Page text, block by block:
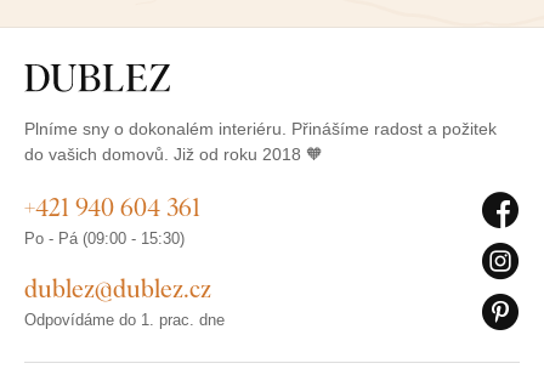
Plníme sny o dokonalém interiéru. Přinášíme radost a požitek
do vašich domovů. Již od roku 2018 🧡
+421 940 604 361
Po - Pá (09:00 - 15:30)
dublez@dublez.cz
Odpovídáme do 1. prac. dne